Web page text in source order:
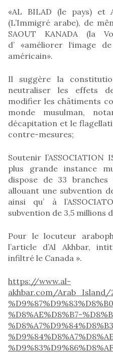
«AL BILAD (le pays) et
(L’Immigré arabe), de
SAOUT KANADA (la
d’ «améliorer l‘image
américain».
Il suggère la
neutraliser les effets
modifier les châtiments
monde musulman,
décapitation et le
contre-mesures;
Soutenir l’ASSOCIATION
plus grande instance
dispose de 33
allouant une subvention
ainsi qu’ à
subvention de 3,5 millions
Pour le locuteur
l’article d’Al Akhbar,
infiltré le Canada ».
https://www.al-
akhbar.com/Arab_Island/
%D8%AE%D8%B7-
%D9%83%D9%86%D8%AF